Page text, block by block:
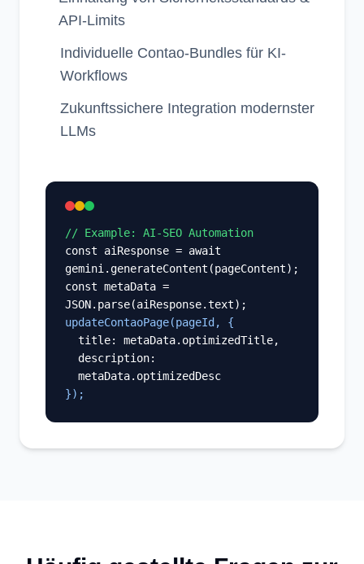
API-Limits
Individuelle Contao-Bundles für KI-
Workflows
Zukunftssichere Integration modernster
LLMs
// Example: AI-SEO Automation
const aiResponse = await
gemini.generateContent(pageContent);
const metaData =
JSON.parse(aiResponse.text);
updateContaoPage(pageId, {
title: metaData.optimizedTitle,
description:
metaData.optimizedDesc
});